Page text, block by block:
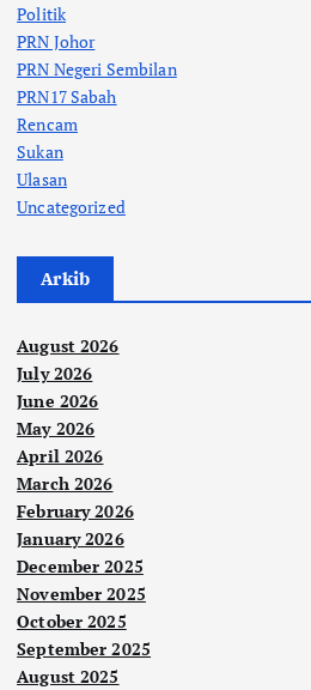
Politik
PRN Johor
PRN Negeri Sembilan
PRN17 Sabah
Rencam
Sukan
Ulasan
Uncategorized
Arkib
August 2026
July 2026
June 2026
May 2026
April 2026
March 2026
February 2026
January 2026
December 2025
November 2025
October 2025
September 2025
August 2025